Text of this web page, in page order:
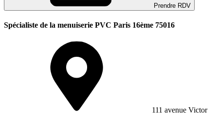
Prendre RDV
Spécialiste de la menuiserie PVC Paris 16ème 75016
111 avenue Victor